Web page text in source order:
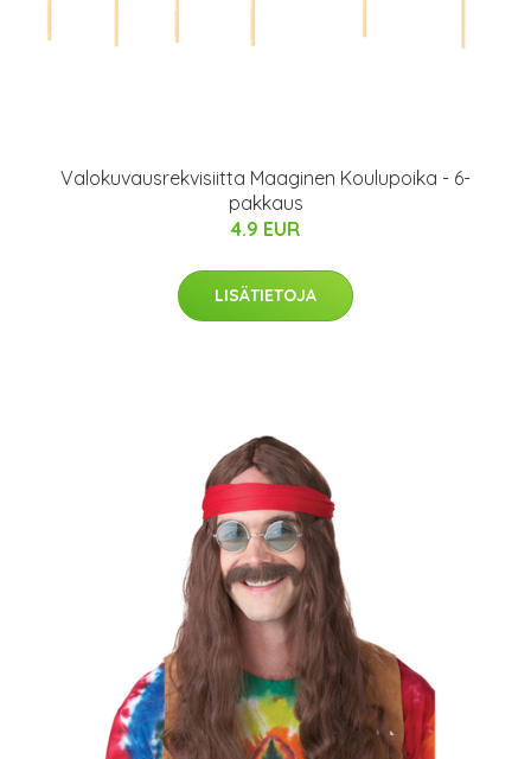
Valokuvausrekvisiitta Maaginen Koulupoika - 6-
pakkaus
4.9 EUR
LISÄTIETOJA